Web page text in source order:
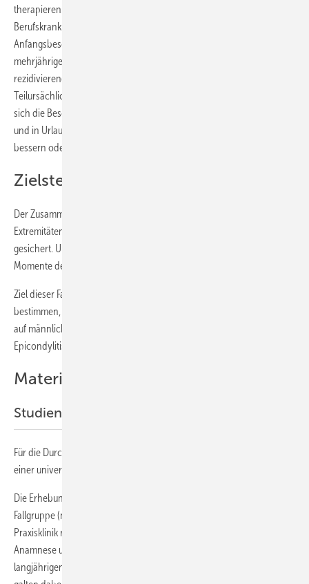
therapieren. Solche frühen Beschwerden stellen noch keine
Berufskrankheit dar. Entsteht hingegen nach Überwindung der
Anfangsbeschwerden nach mindestens mehrmonatiger bzw.
mehrjähriger Tätigkeit ein chronisches bzw. chronisch-
rezidivierendes Krankheitsbild, spricht dies für eine wesentliche
Teilursächlichkeit der beruflichen Belastungen. Typisch ist dabei, dass
sich die Beschwerden unter der beruflichen Belastung verschlimmern
und in Urlaubszeit bzw. nach Aufgabe der gefährdenden Tätigkeit
bessern oder abklingen.
Zielstellung
Der Zusammenhang zwischen beruflichen Belastungen der oberen
Extremitäten und der Entstehung der Epicondylitis humeri radialis ist
gesichert. Unklar ist jedoch die Wertigkeit verschiedener einzelner
Momente der Armbelastung in der Pathophysiologie.
Ziel dieser Fall-Kontroll-Studie war es, berufliche Belastungen zu
bestimmen, die getrennt nach rechter und linker Hand, und adjustiert
auf männliches und weibliches Geschlecht als Risikofaktoren für die
Epicondylitis lateralis gelten.
Material und Methode
Studienablauf
Für die Durchführung der Untersuchungen wurde ein positives Votum
einer universitären Ethikkommission (3664-01-13) erteilt.
Die Erhebungen fanden im ersten Halbjahr des Jahres 2013 statt. Die
Fallgruppe (n = 71,
Praxisklinik rekrutiert. Die Diagnose wurde anhand der typischen
Anamnese und des eindeutigen klinischen Befundes durch einen
langjährigen Facharzt für Orthopädie gestellt. Als klinisches Kriterium